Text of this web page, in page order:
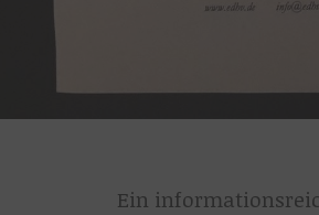
Ein